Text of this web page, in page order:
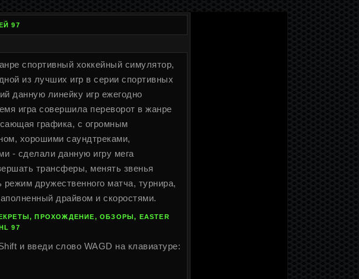
97
спортивный хоккейный симулятор,
из лучших игр в серии спортивных
данную линейку игр ежегодно
игра совершила переворот в жанре
графика, с огромным
хорошими саундтреками,
- сделали данную игру мега
трансферы, менять звенья
режим дружественного матча, турнира,
драйвом и скоростями.
ПРОХОЖДЕНИЕ, ОБЗОРЫ, EASTER
97
и введи слово WAGD на клавиатуре: